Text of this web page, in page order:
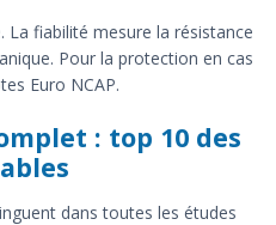
La fiabilité mesure la résistance
Pour la protection en cas
Euro NCAP.
: top 10 des
dans toutes les études